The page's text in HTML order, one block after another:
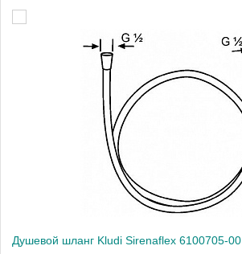
Душевой шланг Kludi Sirenaflex 6100705-00